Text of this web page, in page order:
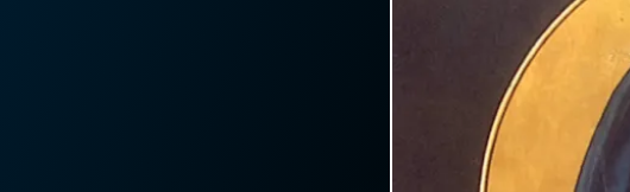
Avec Thérèse de Lisieux
L'Évangile chaque jour
◼︎